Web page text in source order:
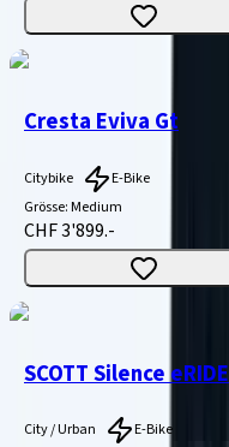
Cresta Eviva Gt
Citybike
E-Bike
Grösse:Medium
CHF 3'899.-
SCOTT Silence eRIDE
City / Urban
E-Bike